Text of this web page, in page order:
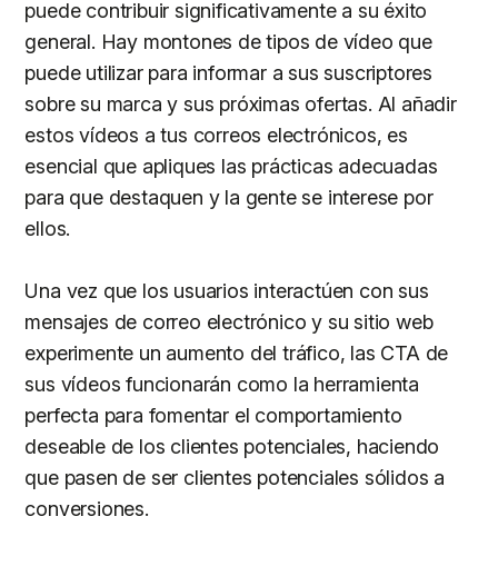
puede contribuir significativamente a su éxito
general. Hay montones de tipos de vídeo que
puede utilizar para informar a sus suscriptores
sobre su marca y sus próximas ofertas. Al añadir
estos vídeos a tus correos electrónicos, es
esencial que apliques las prácticas adecuadas
para que destaquen y la gente se interese por
ellos.
Una vez que los usuarios interactúen con sus
mensajes de correo electrónico y su sitio web
experimente un aumento del tráfico, las CTA de
sus vídeos funcionarán como la herramienta
perfecta para fomentar el comportamiento
deseable de los clientes potenciales, haciendo
que pasen de ser clientes potenciales sólidos a
conversiones.